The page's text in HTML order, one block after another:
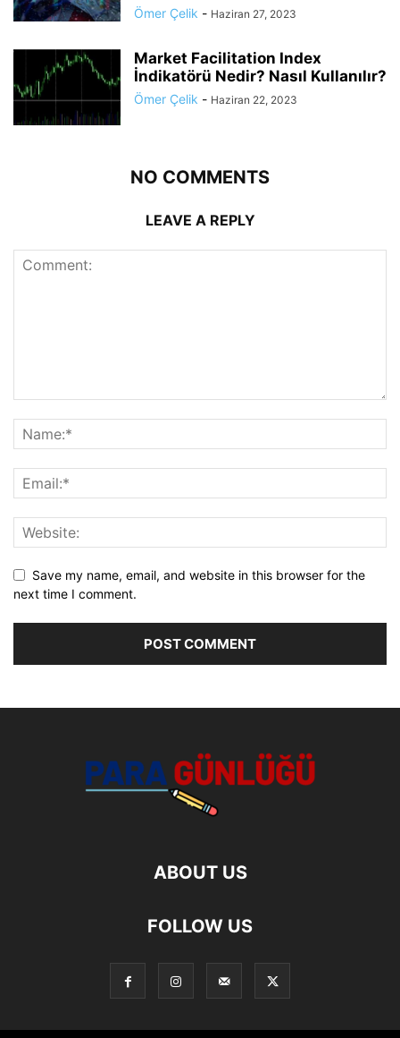
Ömer Çelik - Haziran 27, 2023
Market Facilitation Index
İndikatörü Nedir? Nasıl Kullanılır?
Ömer Çelik - Haziran 22, 2023
NO COMMENTS
LEAVE A REPLY
Save my name, email, and website in this browser for the
next time I comment.
ABOUT US
FOLLOW US